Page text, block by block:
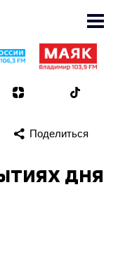
Поделиться
дня